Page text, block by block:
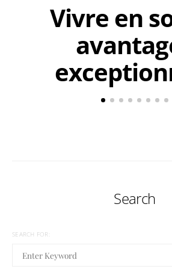
Vivre en
Search
SEARCH FOR: